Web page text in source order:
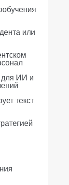
или
ИИ и
текст